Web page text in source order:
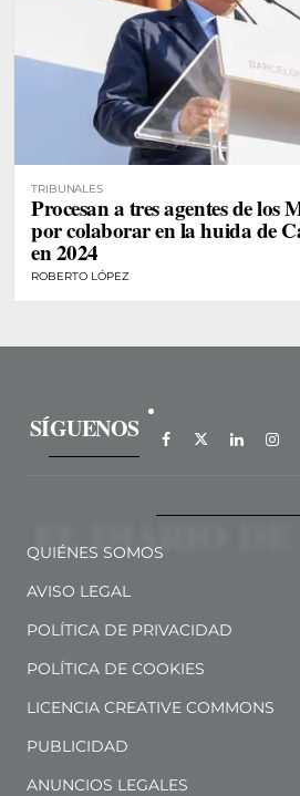
TRIBUNALES
Procesan a tres agentes de los
por colaborar en la huida de
en 2024
ROBERTO LÓPEZ
SÍGUENOS
QUIÉNES SOMOS
AVISO LEGAL
POLÍTICA DE PRIVACIDAD
POLÍTICA DE COOKIES
LICENCIA CREATIVE COMMONS
PUBLICIDAD
ANUNCIOS LEGALES